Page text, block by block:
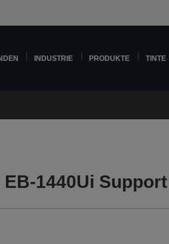
INDUSTRIE PRODUKTE TINTE
EB-1440Ui Support